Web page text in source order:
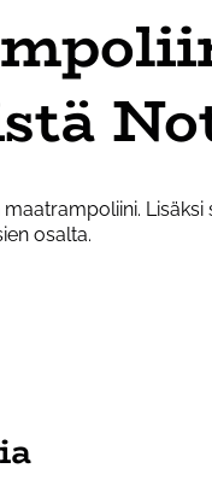
Lisäksi
osalta.
Jokela